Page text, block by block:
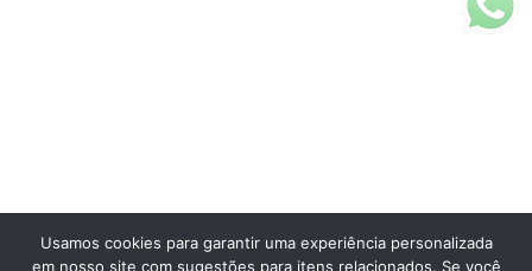
Fale Conosco
Usamos cookies para garantir uma experiência personalizada
em nosso site com sugestões para itens relacionados. Se você